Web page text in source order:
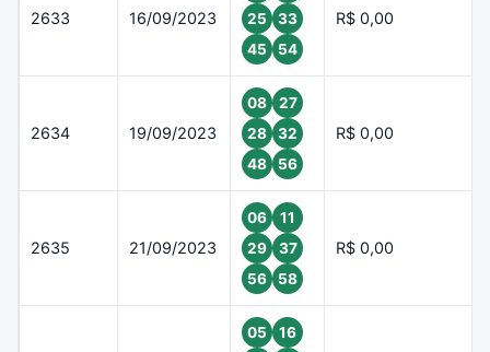
2633 16/09/2023
25
33
45
54
R$ 0,00
2634 19/09/2023
08
27
28
32
48
56
R$ 0,00
2635 21/09/2023
06
11
29
37
56
58
R$ 0,00
05
16